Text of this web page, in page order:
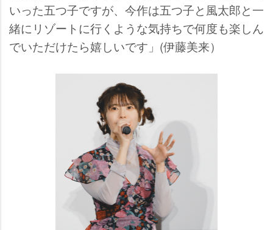
いった五つ子ですが、今作は五つ子と風太郎と一
緒にリゾートに行くような気持ちで何度も楽しん
でいただけたら嬉しいです」(伊藤美来）